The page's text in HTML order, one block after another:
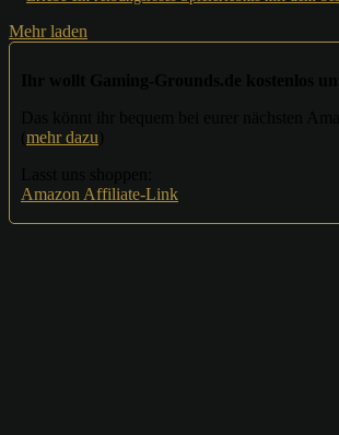
Mehr laden
mehr dazu
Amazon Affiliate-Link